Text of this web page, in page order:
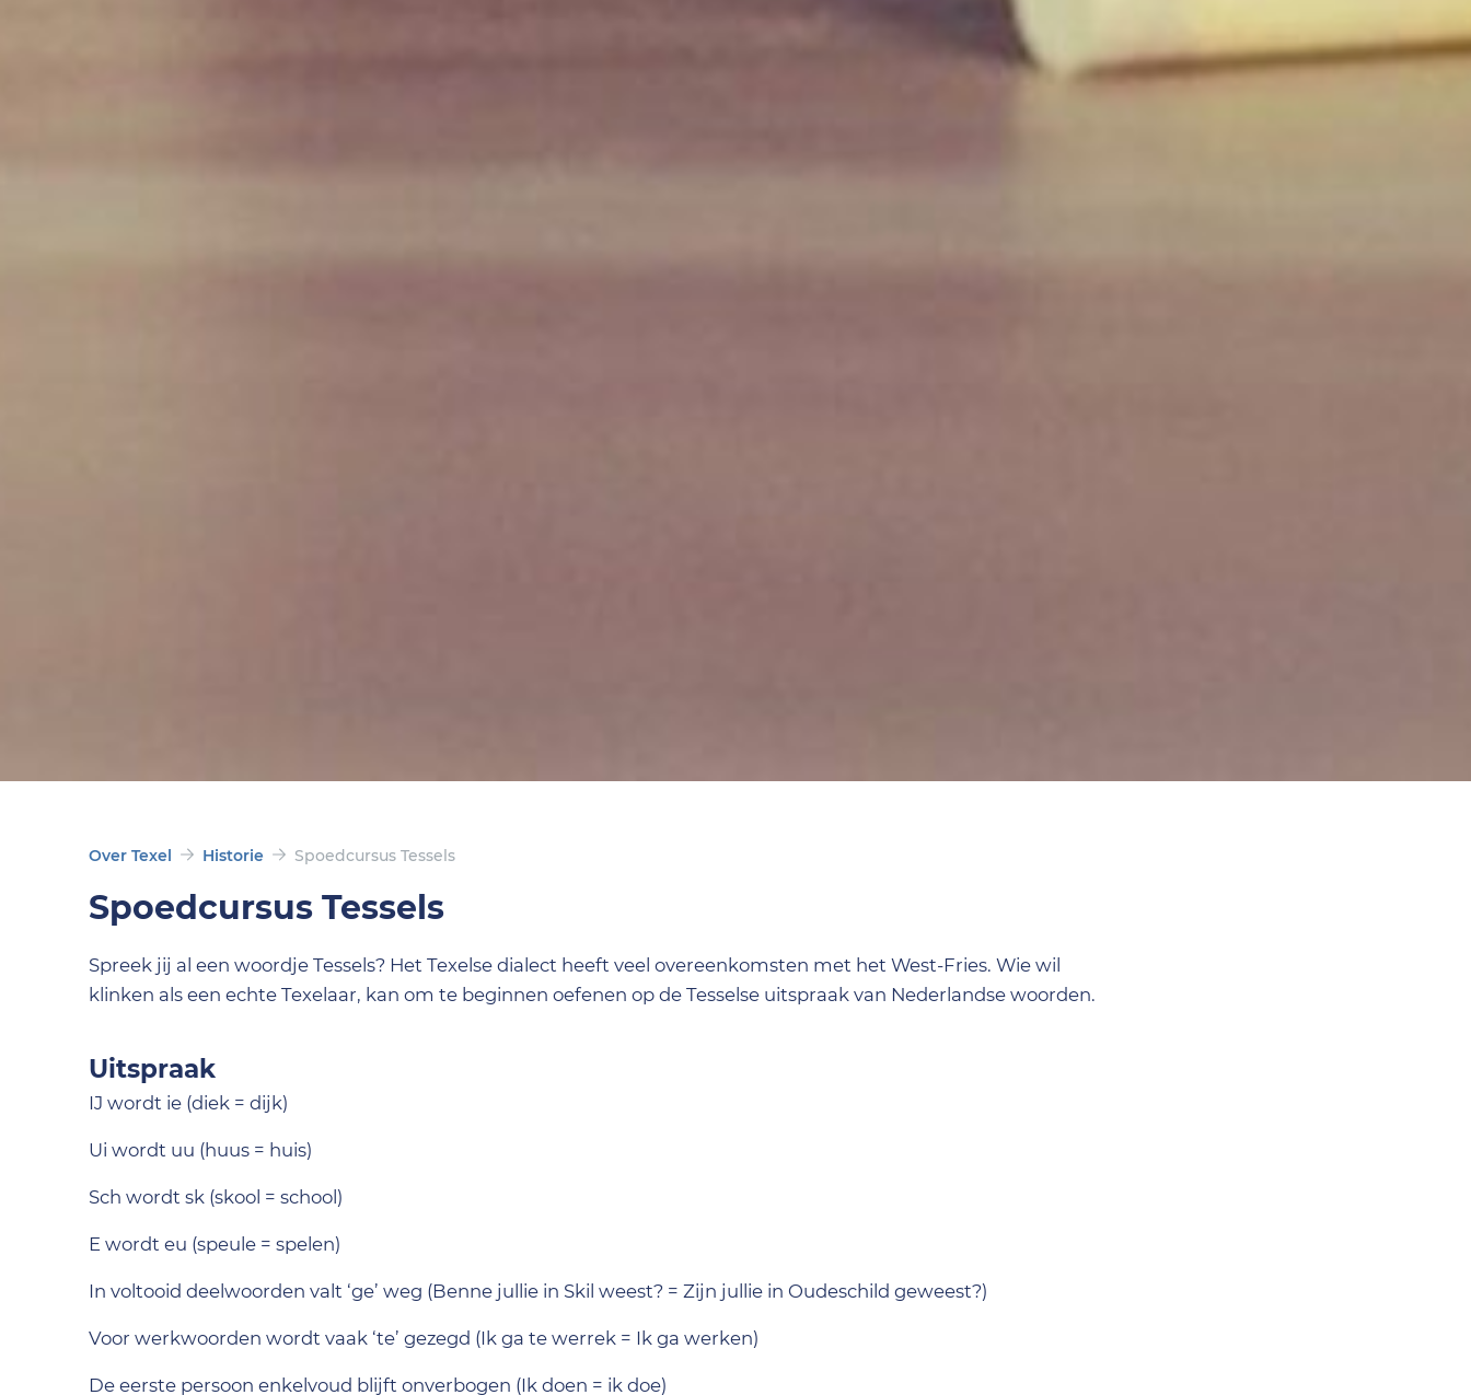
Over Texel Historie Spoedcursus Tessels
Spoedcursus Tessels
Spreek jij al een woordje Tessels? Het Texelse dialect heeft veel overeenkomsten met het West-Fries. Wie wil
klinken als een echte Texelaar, kan om te beginnen oefenen op de Tesselse uitspraak van Nederlandse woorden.
Uitspraak
IJ wordt ie (diek = dijk)
Ui wordt uu (huus = huis)
Sch wordt sk (skool = school)
E wordt eu (speule = spelen)
In voltooid deelwoorden valt ‘ge’ weg (Benne jullie in Skil weest? = Zijn jullie in Oudeschild geweest?)
Voor werkwoorden wordt vaak ‘te’ gezegd (Ik ga te werrek = Ik ga werken)
De eerste persoon enkelvoud blijft onverbogen (Ik doen = ik doe)